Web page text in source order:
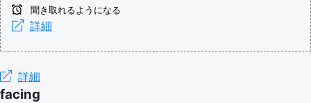
聞き取れるようになる
詳細
詳細
facing